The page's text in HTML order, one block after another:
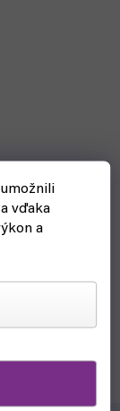
vďaka
a